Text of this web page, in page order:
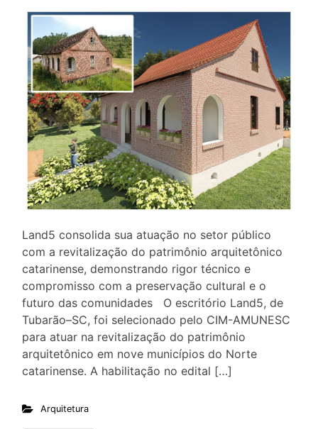
Land5 consolida sua atuação no setor público
com a revitalização do patrimônio arquitetônico
catarinense, demonstrando rigor técnico e
compromisso com a preservação cultural e o
futuro das comunidades O escritório Land5, de
Tubarão–SC, foi selecionado pelo CIM-AMUNESC
para atuar na revitalização do patrimônio
arquitetônico em nove municípios do Norte
catarinense. A habilitação no edital […]
Arquitetura